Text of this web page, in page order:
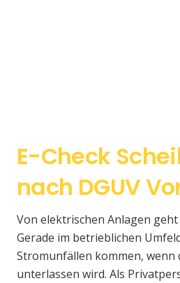
E-Check
nach DGUV
Von elektrischen Anlagen
Gerade im betrieblichen
Stromunfällen kommen, wenn
unterlassen wird. Als